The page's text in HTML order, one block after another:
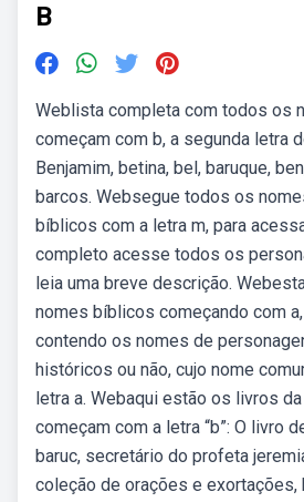
B
Weblista completa com todos os
começam com b, a segunda letra
Benjamim, betina, bel, baruque,
barcos. Websegue todos os
bíblicos com a letra m, para
completo acesse todos os
leia uma breve descrição.
nomes bíblicos começando com
contendo os nomes de
históricos ou não, cujo nome
letra a. Webaqui estão os livros
começam com a letra “b”: O livro
baruc, secretário do profeta
coleção de orações e exortações,